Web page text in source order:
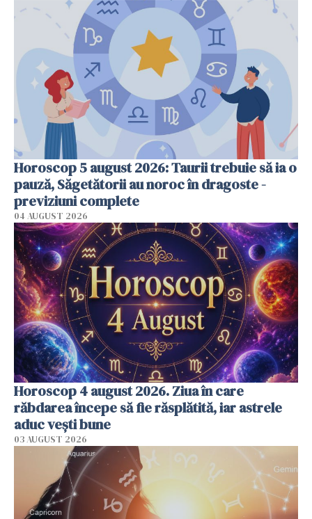
Horoscop 5 august 2026: Taurii trebuie să ia o
pauză, Săgetătorii au noroc în dragoste -
previziuni complete
04 AUGUST 2026
Horoscop 4 august 2026. Ziua în care
răbdarea începe să fie răsplătită, iar astrele
aduc vești bune
03 AUGUST 2026